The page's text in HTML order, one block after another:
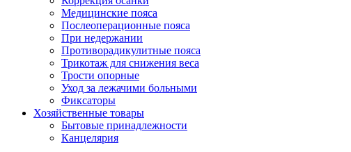
Медицинские пояса
Послеоперационные пояса
При недержании
Противорадикулитные пояса
Трикотаж для снижения веса
Трости опорные
Уход за лежачими больными
Фиксаторы
Хозяйственные товары
Бытовые принадлежности
Канцелярия